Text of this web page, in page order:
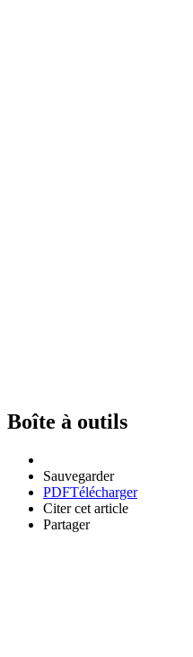
Boîte à outils
Sauvegarder
PDFTélécharger
Citer cet article
Partager